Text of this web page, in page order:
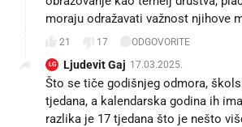
moraju odražavati važnost njihove
21 17 ODGOVORITE
LG Ljudevit Gaj 17.03.2025.
Što se tiče godišnjeg odmora,
tjedana, a kalendarska godina ih
razlika je 17 tjedana što je nešto